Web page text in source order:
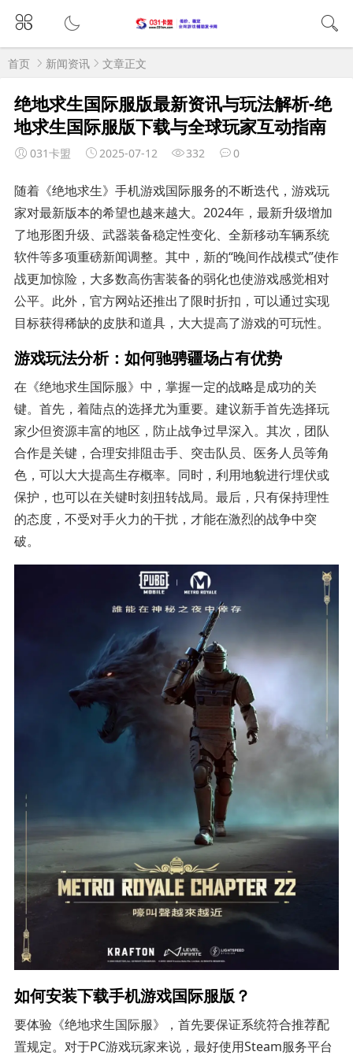
首页 新闻资讯 文章正文
绝地求生国际服版最新资讯与玩法解析-绝
地求生国际服版下载与全球玩家互动指南
031卡盟 2025-07-12 332 0
随着《绝地求生》手机游戏国际服务的不断迭代，游戏玩
家对最新版本的希望也越来越大。2024年，最新升级增加
了地形图升级、武器装备稳定性变化、全新移动车辆系统
软件等多项重磅新闻调整。其中，新的“晚间作战模式”使作
战更加惊险，大多数高伤害装备的弱化也使游戏感觉相对
公平。此外，官方网站还推出了限时折扣，可以通过实现
目标获得稀缺的皮肤和道具，大大提高了游戏的可玩性。
游戏玩法分析：如何驰骋疆场占有优势
在《绝地求生国际服》中，掌握一定的战略是成功的关
键。首先，着陆点的选择尤为重要。建议新手首先选择玩
家少但资源丰富的地区，防止战争过早深入。其次，团队
合作是关键，合理安排阻击手、突击队员、医务人员等角
色，可以大大提高生存概率。同时，利用地貌进行埋伏或
保护，也可以在关键时刻扭转战局。最后，只有保持理性
的态度，不受对手火力的干扰，才能在激烈的战争中突
破。
如何安装下载手机游戏国际服版？
要体验《绝地求生国际服》，首先要保证系统符合推荐配
置规定。对于PC游戏玩家来说，最好使用Steam服务平台